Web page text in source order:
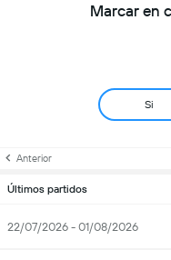
Marcar en
Si
Anterior
Últimos partidos
22/07/2026 - 01/08/2026